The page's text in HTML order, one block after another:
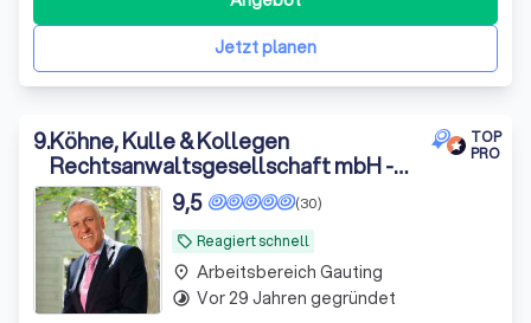
Kernkompetenzen von pm.legal liegen im
Online-/Internetrecht und im Markenrecht, Domainrecht
Jetzt planen
9.Köhne, Kulle & Kollegen
Rechtsanwaltsgesellschaft mbH -
München
TOP
PRO
local_offer Reagiert schnell
(30)
9,5
place Arbeitsbereich Gauting
timelapse Vor 29 Jahren gegründet